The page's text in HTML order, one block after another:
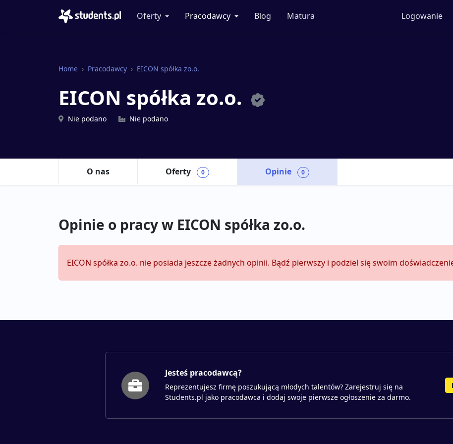
Oferty Pracodawcy Blog Matura Logowanie
Home Pracodawcy EICON spółka zo.o.
EICON spółka zo.o.
Nie podano Nie podano
O nas Oferty 0 Opinie 0
Opinie o pracy w EICON spółka zo.o.
EICON spółka zo.o. nie posiada jeszcze żadnych opinii. Bądź pierwszy i podziel się swoim
Jesteś pracodawcą?
Reprezentujesz firmę poszukującą młodych talentów? Zarejestruj się na
Students.pl jako pracodawca i dodaj swoje pierwsze ogłoszenie za darmo.